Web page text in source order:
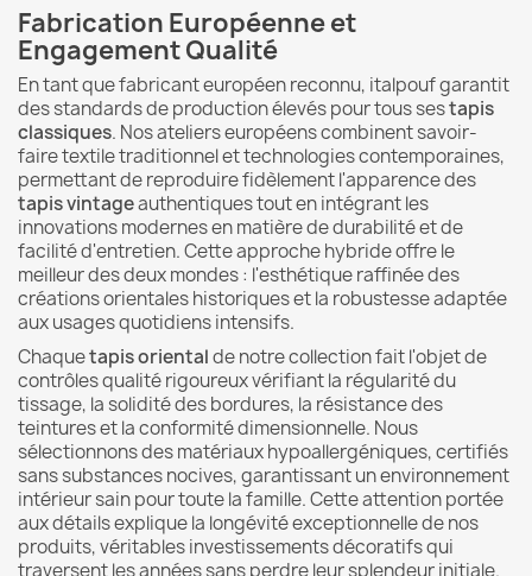
Fabrication Européenne et
Engagement Qualité
En tant que fabricant européen reconnu, italpouf garantit
des standards de production élevés pour tous sestapis
classiques. Nos ateliers européens combinent savoir-
faire textile traditionnel et technologies contemporaines,
permettant de reproduire fidèlement l'apparence des
tapis vintageauthentiques tout en intégrant les
innovations modernes en matière de durabilité et de
facilité d'entretien. Cette approche hybride offre le
meilleur des deux mondes : l'esthétique raffinée des
créations orientales historiques et la robustesse adaptée
aux usages quotidiens intensifs.
Chaquetapis orientalde notre collection fait l'objet de
contrôles qualité rigoureux vérifiant la régularité du
tissage, la solidité des bordures, la résistance des
teintures et la conformité dimensionnelle. Nous
sélectionnons des matériaux hypoallergéniques, certifiés
sans substances nocives, garantissant un environnement
intérieur sain pour toute la famille. Cette attention portée
aux détails explique la longévité exceptionnelle de nos
produits, véritables investissements décoratifs qui
traversent les années sans perdre leur splendeur initiale.